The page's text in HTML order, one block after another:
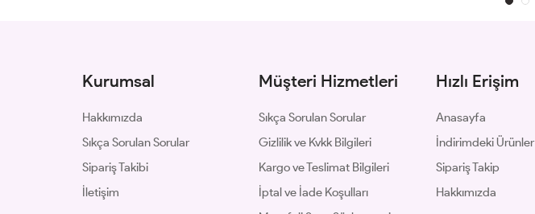
Kurumsal
Hakkımızda
Sıkça Sorulan Sorular
Sipariş Takibi
İletişim
Müşteri Hizmetleri
Sıkça Sorulan Sorular
Gizlilik ve Kvkk Bilgileri
Kargo ve Teslimat Bilgileri
İptal ve İade Koşulları
Hızlı Erişim
Anasayfa
İndirimdeki Ürünler
Sipariş Takip
Hakkımızda